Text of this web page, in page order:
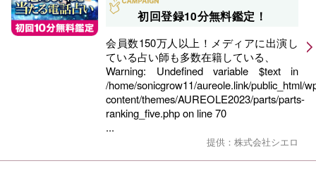
初回登録10分無料鑑定！
会員数150万人以上！メディアに出演し
ている占い師も多数在籍している、
Warning: Undefined variable $text in
/home/sonicgrow11/aureole.link/public_html/
content/themes/AUREOLE2023/parts/parts-
ranking_five.phpon line70
...
提供：株式会社シエロ